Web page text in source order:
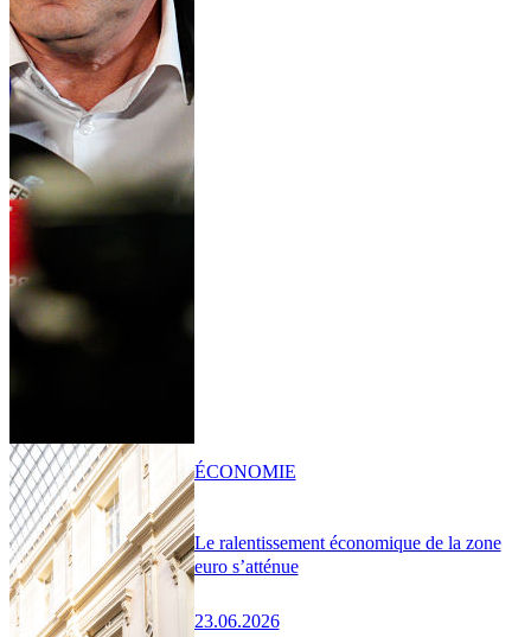
Le ralentissement économique de la zone
euro s’atténue
23.06.2026
ÉCONOMIE